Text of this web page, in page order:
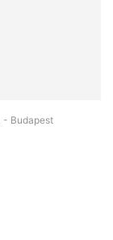
- Budapest